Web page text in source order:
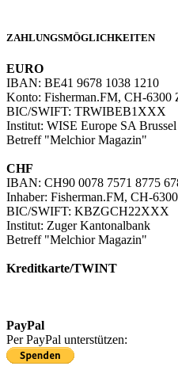
ZAHLUNGSMÖGLICHKEITEN
EURO
IBAN: BE41 9678 1038 1210
Konto: Fisherman.FM, CH-6300
BIC/SWIFT: TRWIBEB1XXX
Institut: WISE Europe SA Brussel
Betreff "Melchior Magazin"
CHF
IBAN: CH90 0078 7571 8775
Inhaber: Fisherman.FM, CH-
BIC/SWIFT: KBZGCH22XXX
Institut: Zuger Kantonalbank
Betreff "Melchior Magazin"
Kreditkarte/TWINT
PayPal
Per PayPal unterstützen: